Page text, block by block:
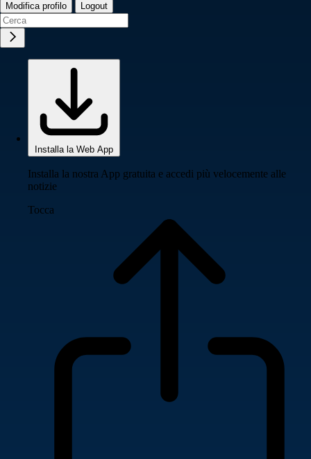
Modifica profilo Logout
Installa la Web App
Installa la nostra App gratuita e accedi più velocemente alle
notizie
Tocca